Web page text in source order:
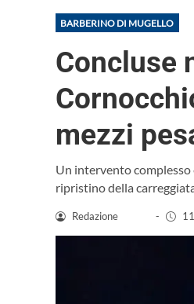
BARBERINO DI MUGELLO
Concluse
mezzi
Un intervento
ripristino della
Redazione -